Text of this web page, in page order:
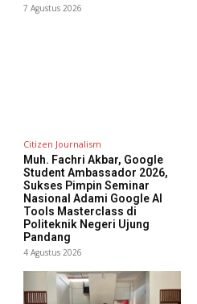
7 Agustus 2026
Citizen Journalism
Muh. Fachri Akbar, Google
Student Ambassador 2026,
Sukses Pimpin Seminar
Nasional Adami Google AI
Tools Masterclass di
Politeknik Negeri Ujung
Pandang
4 Agustus 2026